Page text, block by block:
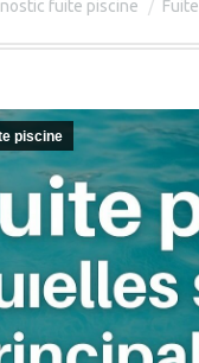
fuite piscine
piscine